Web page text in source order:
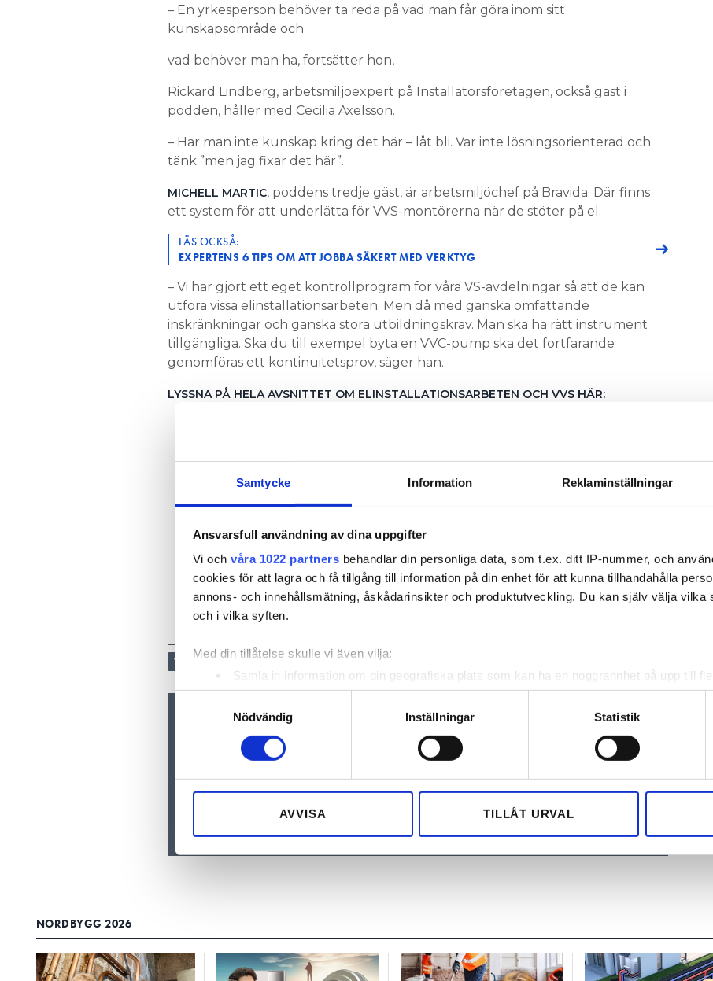
Samtycke Information Reklaminställningar
Ansvarsfull användning av dina uppgifter
Vi och våra 1022 partners behandlar din personliga data, som t.ex. ditt IP-nummer, och
cookies för att lagra och få tillgång till information på din enhet för att kunna tillhandahålla
annons- och innehållsmätning, åskådarinsikter och produktutveckling. Du kan själv välja vilka
och i vilka syften.
Med din tillåtelse skulle vi även vilja:
Samla in information om din geografiska plats som kan ha en noggrannhet på upp till
Identifiera din enhet genom att aktivt skanna den för specifika kännetecken
Ta reda på mer om hur dina personliga uppgifter behandlas och ställ in dina preferenser i
eller dra tillbaka ditt samtycke när som helst från cookie-förklaringen.
sociala medier och analysera vår trafik. Vi vidarebefordrar även sådana identifierare och
till de sociala medier och annons- och analysföretag som vi samarbetar med. Dessa kan i sin
Nödvändig
Inställningar Statistik
AVVISA TILLÅT URVAL
– En yrkesperson behöver ta reda på vad man får göra inom sitt
kunskapsområde och
vad behöver man ha, fortsätter hon,
Rickard Lindberg, arbetsmiljöexpert på Installatörsföretagen, också gäst i
podden, håller med Cecilia Axelsson.
– Har man inte kunskap kring det här – låt bli. Var inte lösningsorienterad och
tänk ”men jag fixar det här”.
MICHELL MARTIC, poddens tredje gäst, är arbetsmiljöchef på Bravida. Där finns
ett system för att underlätta för VVS-montörerna när de stöter på el.
LÄS OCKSÅ:
EXPERTENS 6 TIPS OM ATT JOBBA SÄKERT MED VERKTYG
– Vi har gjort ett eget kontrollprogram för våra VS-avdelningar så att de kan
utföra vissa elinstallationsarbeten. Men då med ganska omfattande
inskränkningar och ganska stora utbildningskrav. Man ska ha rätt instrument
tillgängliga. Ska du till exempel byta en VVC-pump ska det fortfarande
genomföras ett kontinuitetsprov, säger han.
LYSSNA PÅ HELA AVSNITTET OM ELINSTALLATIONSARBETEN OCH VVS HÄR:
VVS OCH BYGG
Nyhetsbrev
Prenumerera på vårt nyhetsbrev och få nyheter, tips och bevakningar rakt ner i
NORDBYGG 2026